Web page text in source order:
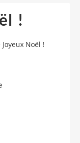
!
Joyeux Noël !